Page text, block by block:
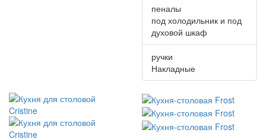
пеналы
под холодильник и под
духовой шкаф
ручки
Накладные